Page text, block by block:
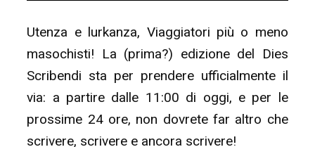
Utenza e lurkanza, Viaggiatori più o meno
masochisti! La (prima?) edizione del Dies
Scribendi sta per prendere ufficialmente il
via: a partire dalle 11:00 di oggi, e per le
prossime 24 ore, non dovrete far altro che
scrivere, scrivere e ancora scrivere!